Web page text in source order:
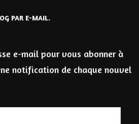
PAR E-MAIL.
e-mail pour vous abonner à
notification de chaque nouvel